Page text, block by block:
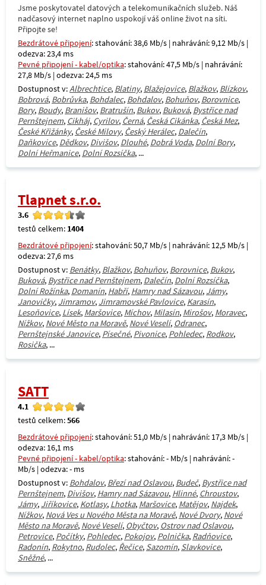
Jsme poskytovatel datových a telekomunikačních služeb. Náš
nadčasový internet naplno uspokojí váš online život na síti.
Připojte se!
Bezdrátové připojení: stahování: 38,6 Mb/s | nahrávání: 9,12 Mb/s |
odezva: 23,4 ms
Pevné připojení - kabel/optika: stahování: 47,5 Mb/s | nahrávání:
27,8 Mb/s | odezva: 24,5 ms
Dostupnost v:Albrechtice, Blatiny, Blažejovice, Blažkov, Blízkov,
Bobrová, Bobrůvka, Bohdalec, Bohdalov, Bohuňov, Borovnice,
Bory, Boudy, Branišov, Bratrušín, Bukov, Buková, Bystřice nad
Pernštejnem, Cikháj, Cyrilov, Černá, Česká Cikánka, Česká Mez,
České Křižánky, České Milovy, Český Herálec, Dalečín,
Daňkovice, Dědkov, Divišov, Dlouhé, Dobrá Voda, Dolní Bory,
Dolní Heřmanice, Dolní Rozsíčka, ...
Tlapnet s.r.o.
3.6
testů celkem: 1404
Bezdrátové připojení: stahování: 50,7 Mb/s | nahrávání: 12,5 Mb/s |
odezva: 27,6 ms
Dostupnost v: Benátky, Blažkov, Bohuňov, Borovnice, Bukov,
Buková, Bystřice nad Pernštejnem, Dalečín, Dolní Rozsíčka,
Dolní Rožínka, Domanín, Habří, Hamry nad Sázavou, Jámy,
Janovičky, Jimramov, Jimramovské Pavlovice, Karasín,
Lesoňovice, Lísek, Maršovice, Míchov, Milasín, Mirošov, Moravec,
Nížkov, Nové Město na Moravě, Nové Veselí, Odranec,
Pernštejnské Janovice, Písečné, Pivonice, Pohledec, Rodkov,
Rosička, ...
SATT
4.1
testů celkem:566
Bezdrátové připojení: stahování: 51,0 Mb/s | nahrávání: 17,3 Mb/s |
odezva: 16,1 ms
Pevné připojení - kabel/optika: stahování: - Mb/s | nahrávání: -
Mb/s | odezva: - ms
Dostupnost v: Bohdalov, Březí nad Oslavou, Budeč, Bystřice nad
Pernštejnem, Divišov, Hamry nad Sázavou, Hlinné, Chroustov,
Jámy, Jiříkovice, Kotlasy, Lhotka, Maršovice, Matějov, Najdek,
Nížkov, Nová Ves u Nového Města na Moravě, Nové Dvory, Nové
Město na Moravě, Nové Veselí, Obyčtov, Ostrov nad Oslavou,
Petrovice, Počítky, Pohledec, Pokojov, Polnička, Radňovice,
Radonín, Rokytno, Rudolec, Řečice, Sazomín, Slavkovice,
Sněžné, ...